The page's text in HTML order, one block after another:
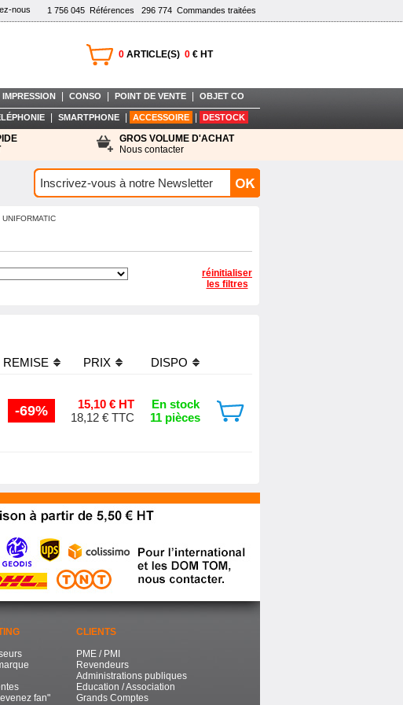
1 756 045 Références 296 774 Commandes traitées
nous
0 ARTICLE(S) 0 € HT
IMPRESSION CONSO POINT DE VENTE OBJET CO
SMARTPHONE ACCESSOIRE DESTOCK
GROS VOLUME D'ACHAT
Nous contacter
UNIFORMATIC
réinitialiser
les filtres
REMISE PRIX DISPO
-69%
15,10 € HT
18,12 € TTC
En stock
11 pièces
fan"
CLIENTS
PME / PMI
Revendeurs
Administrations publiques
Education / Association
Grands Comptes